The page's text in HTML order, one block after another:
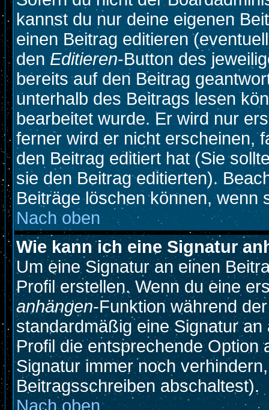
kannst du nur deine eigenen
einen Beitrag editieren
den Editieren-Button des
bereits auf den Beitrag
unterhalb des Beitrags lesen
bearbeitet wurde. Er wird nur
ferner wird er nicht erscheinen,
den Beitrag editiert hat (Sie
sie den Beitrag editierten).
Beiträge löschen können, wenn
Nach oben
Wie kann ich eine Signatur
Um eine Signatur an einen
Profil erstellen. Wenn du eine
anhängen-Funktion während
standardmäßig eine Signatur
Profil die entsprechende Option
Signatur immer noch
Beitragsschreiben abschaltest).
Nach oben